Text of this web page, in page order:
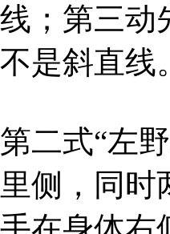
线；第三动
不是斜直线。
第二式“左
里侧，同时